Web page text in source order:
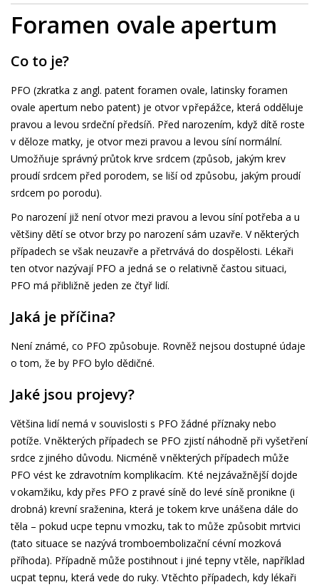
Foramen ovale apertum
Co to je?
PFO (zkratka z angl. patent foramen ovale, latinsky foramen
ovale apertum nebo patent) je otvor v přepážce, která odděluje
pravou a levou srdeční předsíň. Před narozením, když dítě roste
v děloze matky, je otvor mezi pravou a levou síní normální.
Umožňuje správný průtok krve srdcem (způsob, jakým krev
proudí srdcem před porodem, se liší od způsobu, jakým proudí
srdcem po porodu).
Po narození již není otvor mezi pravou a levou síní potřeba a u
většiny dětí se otvor brzy po narození sám uzavře. V některých
případech se však neuzavře a přetrvává do dospělosti. Lékaři
ten otvor nazývají PFO a jedná se o relativně častou situaci,
PFO má přibližně jeden ze čtyř lidí.
Jaká je příčina?
Není známé, co PFO způsobuje. Rovněž nejsou dostupné údaje
o tom, že by PFO bylo dědičné.
Jaké jsou projevy?
Většina lidí nemá v souvislosti s PFO žádné příznaky nebo
potíže. V některých případech se PFO zjistí náhodně při vyšetření
srdce z jiného důvodu. Nicméně v některých případech může
PFO vést ke zdravotním komplikacím. K té nejzávažnější dojde
v okamžiku, kdy přes PFO z pravé síně do levé síně pronikne (i
drobná) krevní sraženina, která je tokem krve unášena dále do
těla – pokud ucpe tepnu v mozku, tak to může způsobit mrtvici
(tato situace se nazývá tromboembolizační cévní mozková
příhoda). Případně může postihnout i jiné tepny v těle, například
ucpat tepnu, která vede do ruky. V těchto případech, kdy lékaři